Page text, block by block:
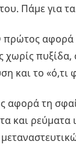
Πάμε για
πρώτος αφορά
πυξίδα,
και το
αφορά τη
και ρεύματα